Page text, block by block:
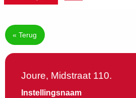
« Terug
Joure, Midstraat 110.
Instellingsnaam